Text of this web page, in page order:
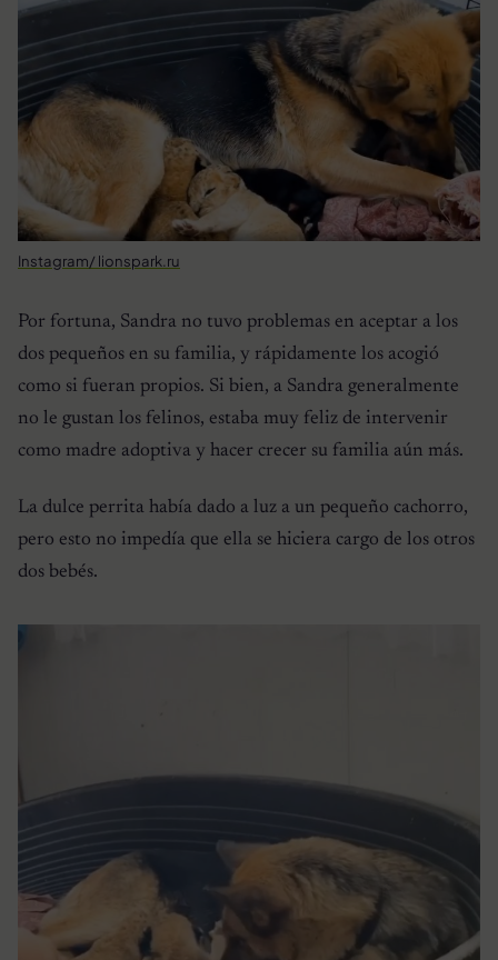
Instagram/ lionspark.ru
Por fortuna, Sandra no tuvo problemas en aceptar a los
dos pequeños en su familia, y rápidamente los acogió
como si fueran propios. Si bien, a Sandra generalmente
no le gustan los felinos, estaba muy feliz de intervenir
como madre adoptiva y hacer crecer su familia aún más.
La dulce perrita había dado a luz a un pequeño cachorro,
pero esto no impedía que ella se hiciera cargo de los otros
dos bebés.